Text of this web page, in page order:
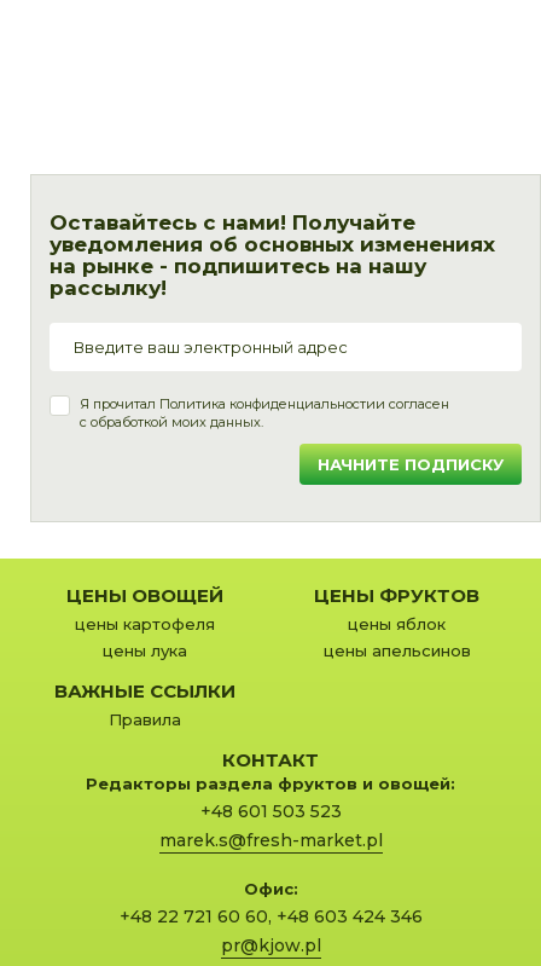
Оставайтесь с нами! Получайте
уведомления об основных изменениях
на рынке - подпишитесь на нашу
рассылку!
Я прочитал Политика конфиденциальностии согласен
с обработкой моих данных.
НАЧНИТЕ ПОДПИСКУ
ЦЕНЫ ОВОЩЕЙ
цены картофеля
цены лука
ЦЕНЫ ФРУКТОВ
цены яблок
цены апельсинов
ВАЖНЫЕ ССЫЛКИ
Правила
КОНТАКТ
Редакторы раздела фруктов и овощей:
+48 601 503 523
marek.s@fresh-market.pl
Офис:
+48 22 721 60 60, +48 603 424 346
pr@kjow.pl